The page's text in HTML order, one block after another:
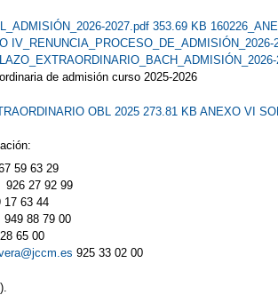
2027.pdf 353.69 KB
IV_RENUNCIA_PROCESO_DE_ADMISIÓN_2026-
de admisión curso 2025-2026
OBL 2025 273.81 KB ANEXO VI
59 63 29
926 27 92 99
17 63 44
949 88 79 00
65 00
925 33 02 00